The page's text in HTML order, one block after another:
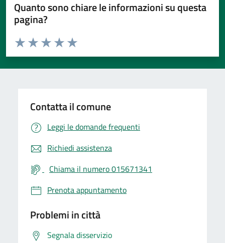
Quanto sono chiare le informazioni su questa
pagina?
Valuta da 1 a 5 stelle la pagina
Valuta 5 stelle su 5
Valuta 4 stelle su 5
Valuta 3 stelle su 5
Valuta 2 stelle su 5
Valuta 1 stelle su 5
Contatta il comune
Leggi le domande frequenti
Richiedi assistenza
Chiama il numero 015671341
Prenota appuntamento
Problemi in città
Segnala disservizio